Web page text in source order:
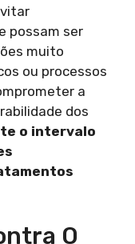
possam ser
muito
ou processos
a
dos
o intervalo
O